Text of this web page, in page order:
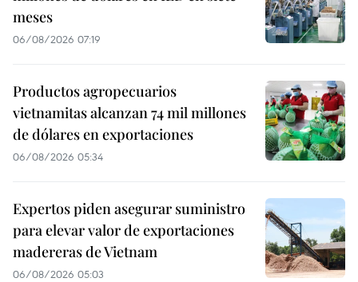
meses
06/08/2026 07:19
Productos agropecuarios
vietnamitas alcanzan 74 mil millones
de dólares en exportaciones
06/08/2026 05:34
Expertos piden asegurar suministro
para elevar valor de exportaciones
madereras de Vietnam
06/08/2026 05:03